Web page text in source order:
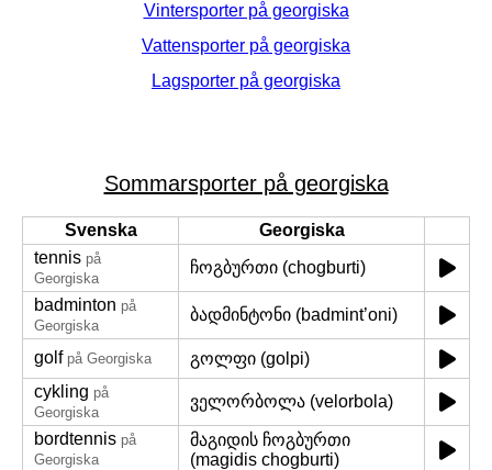
Vintersporter på georgiska
Vattensporter på georgiska
Lagsporter på georgiska
Sommarsporter på georgiska
Svenska
Georgiska
tennis på
Georgiska
ჩოგბურთი (chogburti)
badminton på
Georgiska
ბადმინტონი (badmint’oni)
golf på Georgiska
გოლფი (golpi)
cykling på
Georgiska
ველორბოლა (velorbola)
bordtennis på
Georgiska
მაგიდის ჩოგბურთი
(magidis chogburti)